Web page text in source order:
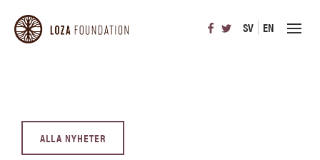
SV EN
ALLA NYHETER